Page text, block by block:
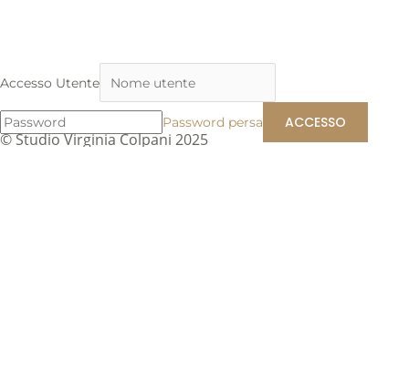
© Studio Virginia Colpani 2025
Accesso Utente
Password persa